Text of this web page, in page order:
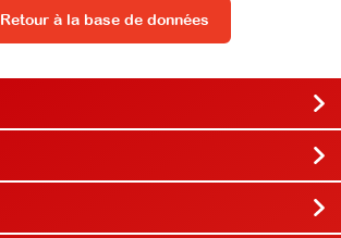
Retour à la base de données